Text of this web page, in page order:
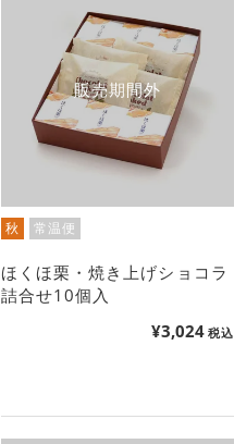
販売期間外
秋 常温便
ほくほ栗・焼き上げショコラ
詰合せ10個入
¥3,024 税込